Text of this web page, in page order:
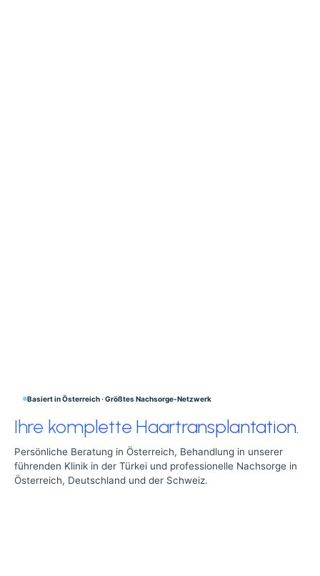
Basiert in Österreich · Größtes Nachsorge-Netzwerk
Ihre komplette Haartransplantation.
Persönliche Beratung in Österreich, Behandlung in unserer
führenden Klinik in der Türkei und professionelle Nachsorge in
Österreich, Deutschland und der Schweiz.